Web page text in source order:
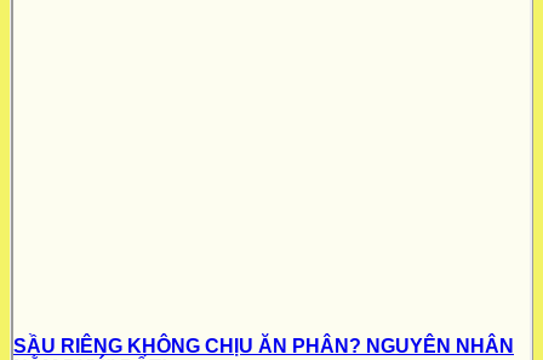
SẦU RIÊNG KHÔNG CHỊU ĂN PHÂN? NGUYÊN NHÂN